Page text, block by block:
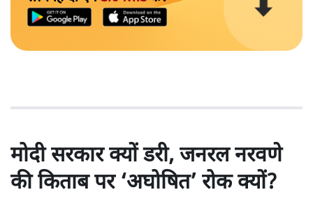
मोदी सरकार क्यों डरी, जनरल नरवणे
की किताब पर ‘अघोषित’ रोक क्यों?